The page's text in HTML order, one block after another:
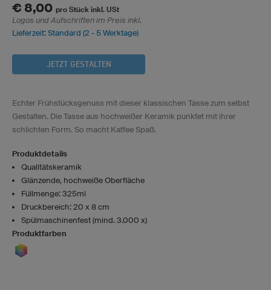
€ 8,00 pro Stück inkl. USt
Logos und Aufschriften im Preis inkl.
Lieferzeit: Standard (2 - 5 Werktage)
JETZT GESTALTEN
Echter Frühstücksgenuss mit dieser klassischen Tasse zum selbst
Gestalten. Die Tasse aus hochweißer Keramik punktet mit ihrer
schlichten Form. So macht Kaffee Spaß.
Produktdetails
Qualitätskeramik
Glänzende, hochweiße Oberfläche
Füllmenge: 325ml
Druckbereich: 20 x 8 cm
Spülmaschinenfest (mind. 3.000 x)
Produktfarben